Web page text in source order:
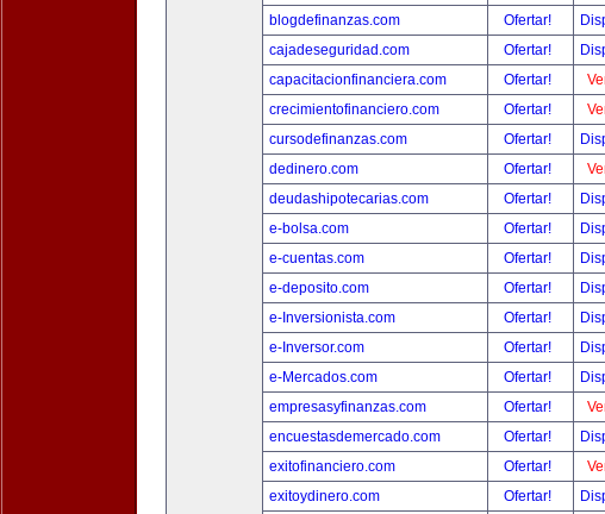
blogdefinanzas.com
Ofertar!
cajadeseguridad.com
Ofertar!
capacitacionfinanciera.com
Ofertar!
crecimientofinanciero.com
Ofertar!
cursodefinanzas.com
Ofertar!
dedinero.com
Ofertar!
deudashipotecarias.com
Ofertar!
e-bolsa.com
Ofertar!
e-cuentas.com
Ofertar!
e-deposito.com
Ofertar!
e-Inversionista.com
Ofertar!
e-Inversor.com
Ofertar!
e-Mercados.com
Ofertar!
empresasyfinanzas.com
Ofertar!
encuestasdemercado.com
Ofertar!
exitofinanciero.com
Ofertar!
exitoydinero.com
Ofertar!